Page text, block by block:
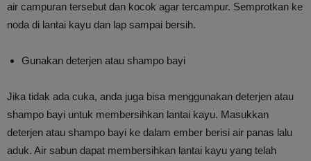
air campuran tersebut dan kocok agar tercampur. Semprotkan ke
noda di lantai kayu dan lap sampai bersih.
Gunakan deterjen atau shampo bayi
Jika tidak ada cuka, anda juga bisa menggunakan deterjen atau
shampo bayi untuk membersihkan lantai kayu. Masukkan
deterjen atau shampo bayi ke dalam ember berisi air panas lalu
aduk. Air sabun dapat membersihkan lantai kayu yang telah